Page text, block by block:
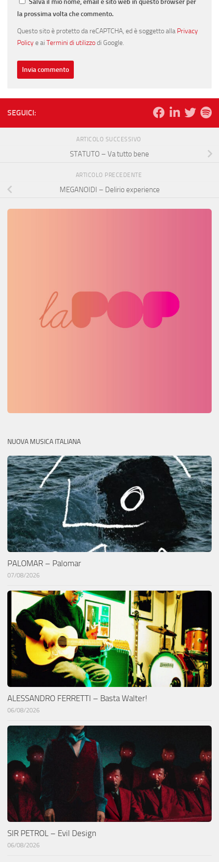
Salva il mio nome, email e sito web in questo browser per
la prossima volta che commento.
Questo sito è protetto da reCAPTCHA, ed è soggetto alla Privacy
Policye ai Termini di utilizzodi Google.
SEGUICI:
ARTICOLO SUCCESSIVO
STATUTO – Va tutto bene
ARTICOLO PRECEDENTE
MEGANOIDI – Delirio experience
NUOVA MUSICA ITALIANA
PALOMAR – Palomar
07/08/2026
ALESSANDRO FERRETTI – Basta Walter!
06/08/2026
SIR PETROL – Evil Design
06/08/2026